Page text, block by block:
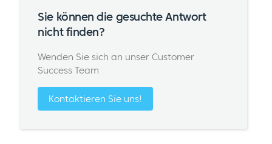
Sie können die gesuchte Antwort
nicht finden?
Wenden Sie sich an unser Customer
Success Team
Kontaktieren Sie uns!